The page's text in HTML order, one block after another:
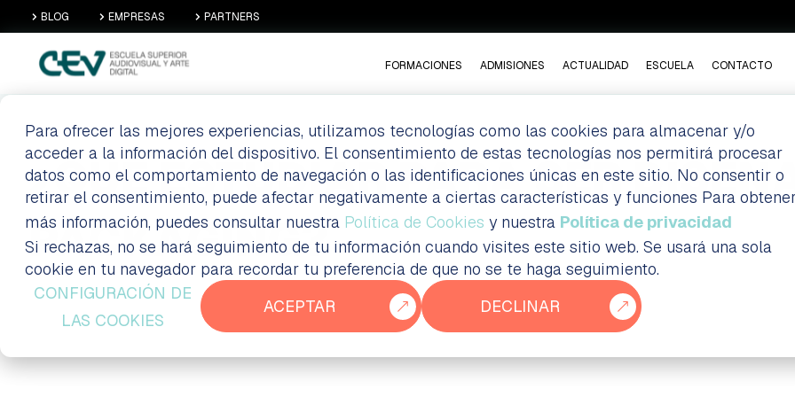
Para ofrecer las mejores experiencias, utilizamos tecnologías como las cookies para almacenar y/o
acceder a la información del dispositivo. El consentimiento de estas tecnologías nos permitirá procesar
datos como el comportamiento de navegación o las identificaciones únicas en este sitio. No consentir o
retirar el consentimiento, puede afectar negativamente a ciertas características y funciones Para
más información, puedes consultar nuestra Política de Cookies y nuestra Política de privacidad
Si rechazas, no se hará seguimiento de tu información cuando visites este sitio web. Se usará una sola
cookie en tu navegador para recordar tu preferencia de que no se te haga seguimiento.
CONFIGURACIÓN DE
LAS COOKIES
ACEPTAR DECLINAR
BLOG EMPRESAS PARTNERS
FORMACIONES ADMISIONES ACTUALIDAD ESCUELA CONTACTO
¿QUÉ ESTUDIAR PARA SER
PACKAGING?
Blog